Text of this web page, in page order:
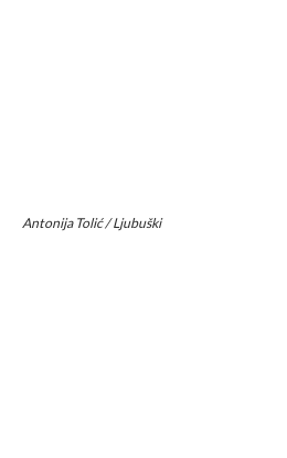
Antonija Tolić / Ljubuški